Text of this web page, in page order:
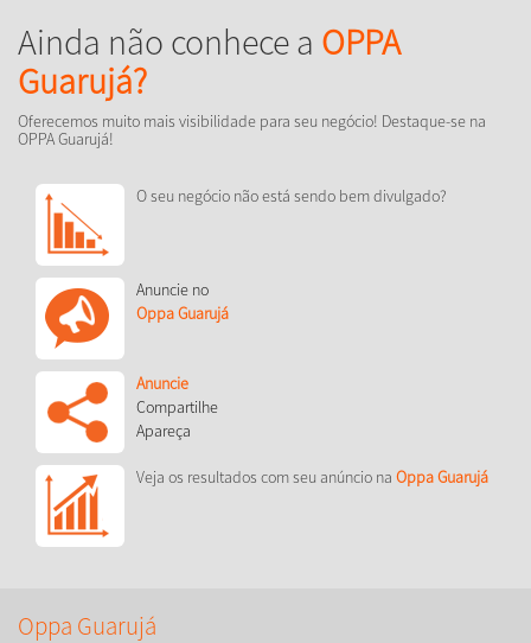
Ainda não conhece a OPPA
Guarujá?
Oferecemos muito mais visibilidade para seu negócio! Destaque-se na
OPPA Guarujá!
O seu negócio não está sendo bem divulgado?
Anuncie no
Oppa Guarujá
Anuncie
Compartilhe
Apareça
Veja os resultados com seu anúncio na Oppa Guarujá
Oppa Guarujá